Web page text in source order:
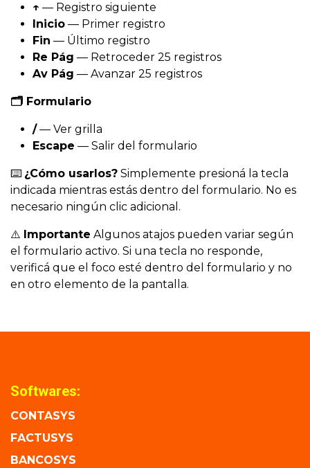
↑ — Registro siguiente
Inicio — Primer registro
Fin — Último registro
Re Pág — Retroceder 25 registros
Av Pág — Avanzar 25 registros
🗂️ Formulario
/— Ver grilla
Escape — Salir del formulario
⌨️ ¿Cómo usarlos? Simplemente presioná la tecla
indicada mientras estás dentro del formulario. No es
necesario ningún clic adicional.
⚠️ Importante Algunos atajos pueden variar según
el formulario activo. Si una tecla no responde,
verificá que el foco esté dentro del formulario y no
en otro elemento de la pantalla.
Softwares:
CONTASYS
FACTUSYS
BANCOSYS